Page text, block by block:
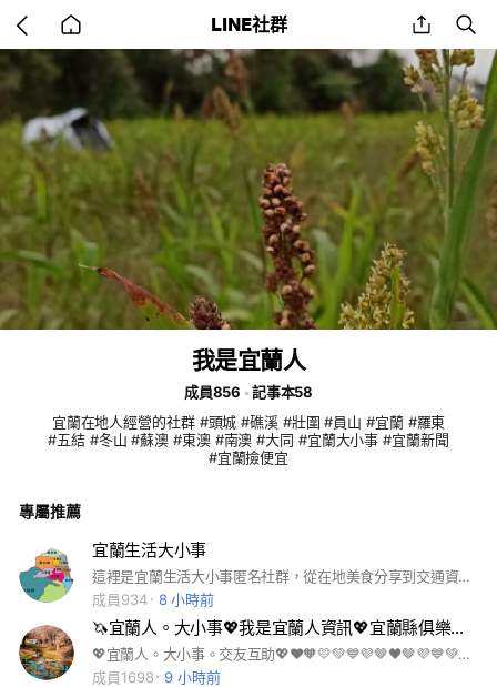
back
to
home
LINE社群 share
我是宜蘭人
成員856
記事本58
宜蘭在地人經營的社群 #頭城 #礁溪 #壯圍 #員山 #宜蘭 #羅東
#五結 #冬山 #蘇澳 #東澳 #南澳 #大同 #宜蘭大小事 #宜蘭新聞
#宜蘭撿便宜
專屬推薦
宜蘭生活大小事
這裡是宜蘭生活大小事匿名社群，從在地美食分享到交通資訊，有問題都可以匿名發問暢所欲言，維持和諧的版規如下： 1：禁止政黨選舉政治事件討論、人身攻擊、兒童不宜之文字及圖片、發言內容有擾亂社群等行為，違者經一次警告後再犯者踢出社群。 2：可刊登宜蘭在地店家廣告，但避免洗版，一天限制刊登一則，也歡迎新餐廳、店家開幕刊登，提供優惠資訊給版友們。 3：網路交流尤其注意隱私安全，建議盡量避免公開私人資訊，或可以留email方式初步洽詢，若有無法明確標示在地店家實業或營運內容之廣告內容，為避免有詐騙行為發生，一律刪除踢出。
成員934
8 小時前
🦄宜蘭人。大小事💖我是宜蘭人資訊💖宜蘭縣俱樂部夥伴聯盟宜蘭市羅東頭城礁溪莊圍五結蘇澳冬山員山三星南澳
💖宜蘭人。大小事。交友互助💖❤🧡💛💚💙💜🤎🖤🤎💜💙💚💛🧡❤🧡💛💚💙💜🤎🖤🤎💜💙💚💛🧡❤💖中華隊加油💖線西#伸港#秀水#福興#永靖#大村#埔心#埔鹽#二水#社頭#田尾#溪州#埤頭#竹塘#芳苑#大城台北人台北市新北市美食人力互助交友聊天疫苗疫情新冠肺炎武漢肺炎/漁港店家門市全家costco好市多7-11便利商店藥妝康是美屈臣氏寶雅全聯家樂福萊爾富義美麥當勞肯德基人日耀本舖唐吉軻德唐吉柯德松本清線上購物蝦皮pchome札幌藥妝華西街萬華夜市士林夜市饒河夜市三合夜市六合夜市東大夜市超市傳統菜市場果菜市場環南市場西門町萬華萬華人大安大安人中正中正人信義信義人木柵文山內湖內湖人/南港南港人中山中山人松山松山人大同大同人士林士林人北投北投人新北板橋板橋人中和中和人永和永和人/土城土城人林口新莊泰山樹林三重三重人三峽八里淡水五股新店安坑深坑汐止汐止人貢寮鶯歌蘆洲蘆洲人石門三芝烏來平溪坪林瑞芳金山萬里石碇桃園桃園市中壢內壢楊梅龜山新竹新竹市大安區中正區信義區/文山區/內湖區南港區中山區/松山區大同區士林區北投區/新北/新北市板橋區中和區永和區/土城區林口新莊區泰山區三重區山峽區八里淡水五股新店安坑深坑桃園桃園市龜山中壢內壢楊梅新竹新竹市竹科竹北竹南笑話梗圖愛情美麗攝影絲襪/美圖美景拍攝網紅韓系/手機流行時尚潮流韓星/綜藝韓國交友/聊天交流美女女神女生模特兒開團打卡/秘境分享修圖/熱門景點團購工程師/愛好毛孩疫情彩妝讀書會學習/旅行飯店旅館直播蘋果/校友公仔代購團購中華職棒中職/分享/俱樂部吃貨副食品減肥/美食/追劇股票米其林追劇股票股市台積電面試健身人力找工作netflix/環島存錢親子/按摩vip筆記/談心交友/情報新手/同好愛好/自行車單車/潛水露營/登山釣魚NBA/健身籃球棒球MLB足球/兔子毛孩貓咪柴犬貴賓傳說對決手遊/遊戲討論球鞋精品美甲/服飾彩妝保養海賊王角色webtoon甜點美食/銅板美食吃貨米其林民宿環島景點/民宿景點追劇日劇/韓劇美劇家長/功課校友社團/筆記/老師大學高中好市多老師知識工程師前端/手機家電心事愛情/交心談心研究所/育兒親子童裝新手媽咪新手媽咪轉學求職求學面試外送/上班族房市理財信用卡存錢/門市創業同業/團購夥伴大小事資訊/基隆桃園宜蘭/花蓮花東/台東新竹中部台中雲林彰化高雄岡山屏東墾丁金門蘭嶼綠島馬祖媽祖嘉義南投 皇冠聯盟。皇冠天選。猴神聯邦
成員1698
9 小時前